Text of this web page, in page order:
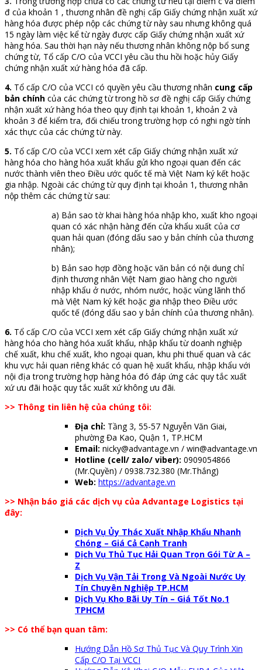
đ của khoản 1 , thương nhân đề nghị cấp Giấy chứng nhận xuất xứ
hàng hóa được phép nộp các chứng từ này sau nhưng không quá
15 ngày làm việc kể từ ngày được cấp Giấy chứng nhận xuất xứ
hàng hóa. Sau thời hạn này nếu thương nhân không nộp bổ sung
chứng từ, Tổ cấp C/O của VCCI yêu cầu thu hồi hoặc hủy Giấy
chứng nhận xuất xứ hàng hóa đã cấp.
4. Tổ cấp C/O của VCCI có quyền yêu cầu thương nhân cung cấp
bản chính của các chứng từ trong hồ sơ đề nghị cấp Giấy chứng
nhận xuất xứ hàng hóa theo quy định tại khoản 1, khoản 2 và
khoản 3 để kiểm tra, đối chiếu trong trường hợp có nghi ngờ tính
xác thực của các chứng từ này.
5. Tổ cấp C/O của VCCI xem xét cấp Giấy chứng nhận xuất xứ
hàng hóa cho hàng hóa xuất khẩu gửi kho ngoại quan đến các
nước thành viên theo Điều ước quốc tế mà Việt Nam ký kết hoặc
gia nhập. Ngoài các chứng từ quy định tại khoản 1, thương nhân
nộp thêm các chứng từ sau:
a) Bản sao tờ khai hàng hóa nhập kho, xuất kho ngoại
quan có xác nhận hàng đến cửa khẩu xuất của cơ
quan hải quan (đóng dấu sao y bản chính của thương
nhân);
b) Bản sao hợp đồng hoặc văn bản có nội dung chỉ
định thương nhân Việt Nam giao hàng cho người
nhập khẩu ở nước, nhóm nước, hoặc vùng lãnh thổ
mà Việt Nam ký kết hoặc gia nhập theo Điều ước
quốc tế (đóng dấu sao y bản chính của thương nhân).
6. Tổ cấp C/O của VCCI xem xét cấp Giấy chứng nhận xuất xứ
hàng hóa cho hàng hóa xuất khẩu, nhập khẩu từ doanh nghiệp
chế xuất, khu chế xuất, kho ngoại quan, khu phi thuế quan và các
khu vực hải quan riêng khác có quan hệ xuất khẩu, nhập khẩu với
nội địa trong trường hợp hàng hóa đó đáp ứng các quy tắc xuất
xứ ưu đãi hoặc quy tắc xuất xứ không ưu đãi.
>> Thông tin liên hệ của chúng tôi:
Địa chỉ: Tầng 3, 55-57 Nguyễn Văn Giai,
phường Đa Kao, Quận 1, TP.HCM
Email: nicky@advantage.vn / win@advantage.vn
Hotline (cell/ zalo/ viber): 0909054866
(Mr.Quyền) / 0938.732.380 (Mr.Thắng)
Web: https://advantage.vn
>> Nhận báo giá các dịch vụ của Advantage Logistics tại
đây:
Dịch Vụ Ủy Thác Xuất Nhập Khẩu Nhanh
Chóng – Giá Cả Cạnh Tranh
Dịch Vụ Thủ Tục Hải Quan Trọn Gói Từ A –
Z
Dịch Vụ Vận Tải Trong Và Ngoài Nước Uy
Tín Chuyên Nghiệp TP.HCM
Dịch Vụ Kho Bãi Uy Tín – Giá Tốt No.1
TPHCM
>> Có thể bạn quan tâm:
Hướng Dẫn Hồ Sơ Thủ Tục Và Quy Trình Xin
Cấp C/O Tại VCCI